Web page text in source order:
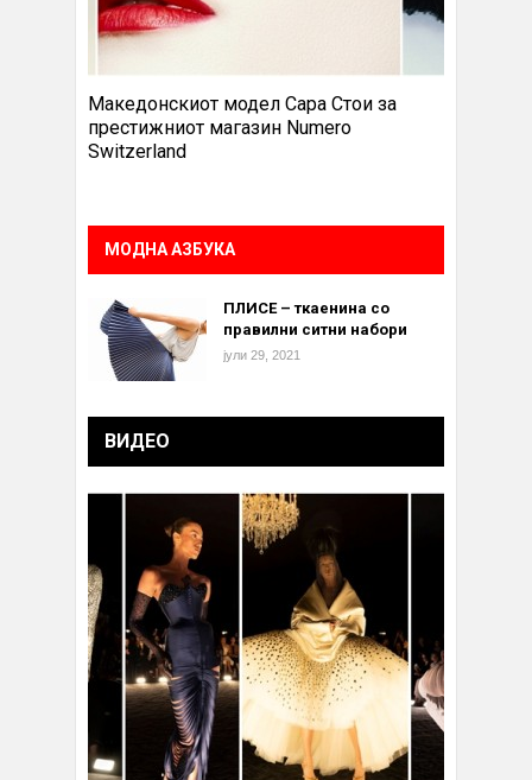
Македонскиот модел Сара Стои за
престижниот магазин Numero
Switzerland
МОДНА АЗБУКА
ПЛИСЕ – ткаенина со
правилни ситни набори
јули 29, 2021
ВИДЕО